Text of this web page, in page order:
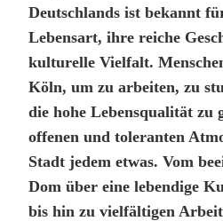
Deutschlands ist bekannt
Lebensart, ihre reiche
kulturelle Vielfalt.
Köln, um zu arbeiten, zu
die hohe Lebensqualität zu
offenen und toleranten
Stadt jedem etwas. Vom
Dom über eine lebendige
bis hin zu vielfältigen